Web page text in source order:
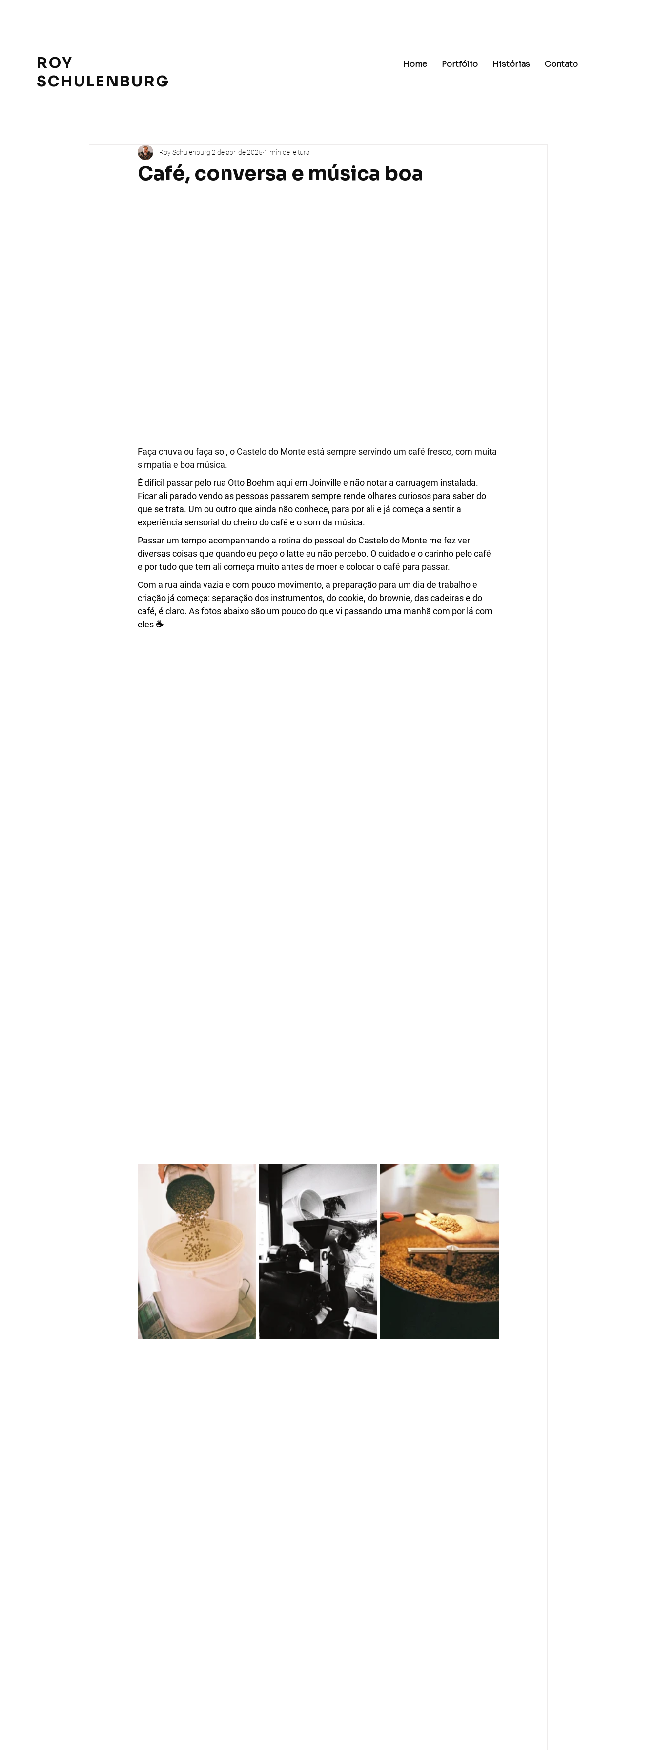
ROY
SCHULENBURG
Home Portfólio Histórias Contato
Café, conversa e música boa
Roy Schulenburg 2 de abr. de 2025 1 min de leitura
Faça chuva ou faça sol, o Castelo do Monte está sempre servindo um café fresco, com muita
simpatia e boa música.
É difícil passar pelo rua Otto Boehm aqui em Joinville e não notar a carruagem instalada.
Ficar ali parado vendo as pessoas passarem sempre rende olhares curiosos para saber do
que se trata. Um ou outro que ainda não conhece, para por ali e já começa a sentir a
experiência sensorial do cheiro do café e o som da música.
Passar um tempo acompanhando a rotina do pessoal do Castelo do Monte me fez ver
diversas coisas que quando eu peço o latte eu não percebo. O cuidado e o carinho pelo café
e por tudo que tem ali começa muito antes de moer e colocar o café para passar.
Com a rua ainda vazia e com pouco movimento, a preparação para um dia de trabalho e
criação já começa: separação dos instrumentos, do cookie, do brownie, das cadeiras e do
café, é claro. As fotos abaixo são um pouco do que vi passando uma manhã com por lá com
eles ☕️